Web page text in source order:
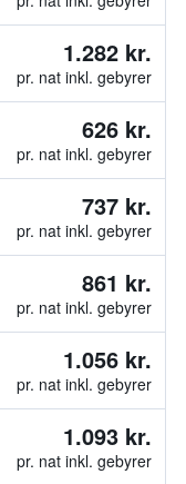
1.282 kr.
pr. nat inkl. gebyrer
626 kr.
pr. nat inkl. gebyrer
737 kr.
pr. nat inkl. gebyrer
861 kr.
pr. nat inkl. gebyrer
1.056 kr.
pr. nat inkl. gebyrer
1.093 kr.
pr. nat inkl. gebyrer